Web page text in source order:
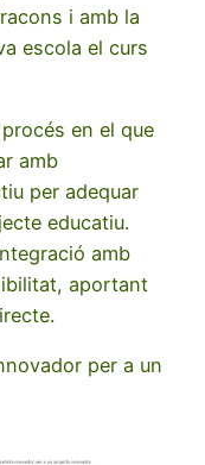
i amb la
escola el curs
en el que
amb
per adequar
educatiu.
amb
aportant
per a un